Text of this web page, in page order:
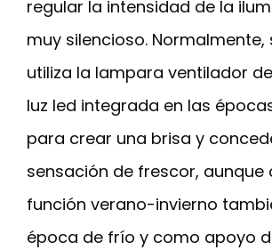
regular la intensidad de la
muy silencioso. Normalmente,
utiliza la lampara ventilador
luz led integrada en las
para crear una brisa y
sensación de frescor, aunque
función verano-invierno
época de frío y como apoyo